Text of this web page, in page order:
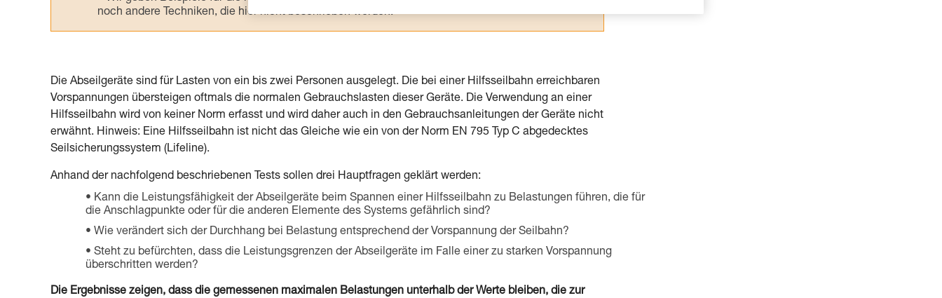
noch andere Techniken, die hier nicht beschrieben werden.
Die Abseilgeräte sind für Lasten von ein bis zwei Personen ausgelegt. Die bei einer Hilfsseilbahn erreichbaren
Vorspannungen übersteigen oftmals die normalen Gebrauchslasten dieser Geräte. Die Verwendung an einer
Hilfsseilbahn wird von keiner Norm erfasst und wird daher auch in den Gebrauchsanleitungen der Geräte nicht
erwähnt. Hinweis: Eine Hilfsseilbahn ist nicht das Gleiche wie ein von der Norm EN 795 Typ C abgedecktes
Seilsicherungssystem (Lifeline).
Anhand der nachfolgend beschriebenen Tests sollen drei Hauptfragen geklärt werden:
Kann die Leistungsfähigkeit der Abseilgeräte beim Spannen einer Hilfsseilbahn zu Belastungen führen, die für
die Anschlagpunkte oder für die anderen Elemente des Systems gefährlich sind?
Wie verändert sich der Durchhang bei Belastung entsprechend der Vorspannung der Seilbahn?
Steht zu befürchten, dass die Leistungsgrenzen der Abseilgeräte im Falle einer zu starken Vorspannung
überschritten werden?
Die Ergebnisse zeigen, dass die gemessenen maximalen Belastungen unterhalb der Werte bleiben, die zur